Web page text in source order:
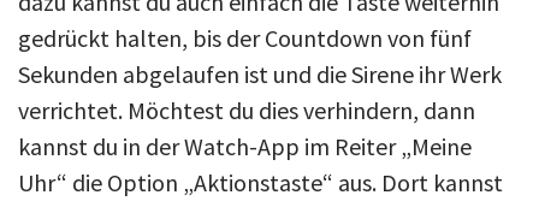
gedrückt halten, bis der Countdown von fünf
Sekunden abgelaufen ist und die Sirene ihr Werk
verrichtet. Möchtest du dies verhindern, dann
kannst du in der Watch-App im Reiter „Meine
Uhr“ die Option „Aktionstaste“ aus. Dort kannst